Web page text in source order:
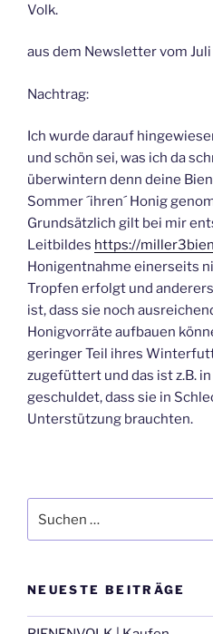
Volk.
aus dem Newsletter vom
Nachtrag:
Ich wurde darauf
und schön sei, was ich da
überwintern denn deine
Sommer ´ihren´ Honig
Grundsätzlich gilt bei mir
Leitbildes https://
Honigentnahme einerseits
Tropfen erfolgt und
ist, dass sie noch
Honigvorräte aufbauen
geringer Teil ihres
zugefüttert und das ist z.B.
geschuldet, dass sie in
Unterstützung brauchten.
nach:
NEUESTE BEITRÄGE